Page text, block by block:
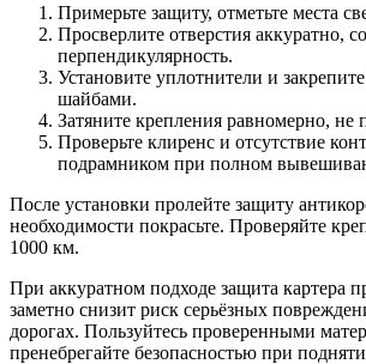
Примерьте защиту, отметьте места
Просверлите отверстия аккуратно,
перпендикулярность.
Установите уплотнители и
шайбами.
Затяните крепления равномерно, не
Проверьте клиренс и отсутствие
подрамником при полном
После установки пролейте защиту
необходимости покрасьте. Проверяйте
1000 км.
При аккуратном подходе защита картера
заметно снизит риск серьёзных
дорогах. Пользуйтесь проверенными
пренебрегайте безопасностью при